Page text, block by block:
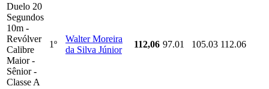
Duelo 20
Segundos
10m -
Revólver
Calibre
Maior -
Sênior -
Classe A
1º
Walter Moreira
da Silva Júnior
112,06 97.01 105.03 112.06